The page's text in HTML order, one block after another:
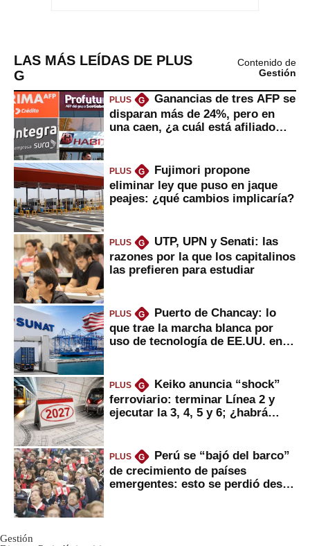
LAS MÁS LEÍDAS DE PLUS
G
Contenido de
Gestión
PLUS G
Ganancias de tres AFP se
disparan más de 24%, pero en
una caen, ¿a cuál está afiliado
PLUS G
Fujimori propone
eliminar ley que puso en jaque
peajes: ¿qué cambios implicaría?
PLUS G
UTP, UPN y Senati: las
razones por la que los capitalinos
las prefieren para estudiar
PLUS G
Puerto de Chancay: lo
que trae la marcha blanca por
uso de tecnología de EE.UU. en
PLUS G
Keiko anuncia “shock”
ferroviario: terminar Línea 2 y
ejecutar la 3, 4, 5 y 6; ¿habrá
PLUS G
Perú se “bajó del barco”
de crecimiento de países
emergentes: esto se perdió desde
Gestión